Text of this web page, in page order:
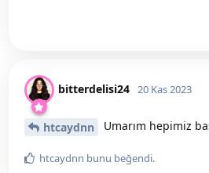
bitterdelisi24 20 Kas 2023
htcaydnn Umarım hepimiz
htcaydnn bunu beğendi.